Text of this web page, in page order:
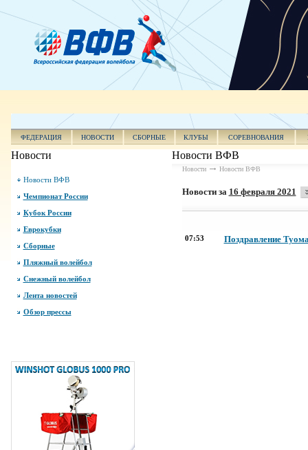
ФЕДЕРАЦИЯ НОВОСТИ СБОРНЫЕ КЛУБЫ СОРЕВНОВАНИЯ
Новости
Новости ВФВ
Чемпионат России
Кубок России
Еврокубки
Сборные
Пляжный волейбол
Снежный волейбол
Лента новостей
Обзор прессы
Новости ВФВ
Новости Новости ВФВ
Новости за 16 февраля 2021
07:53 Поздравление